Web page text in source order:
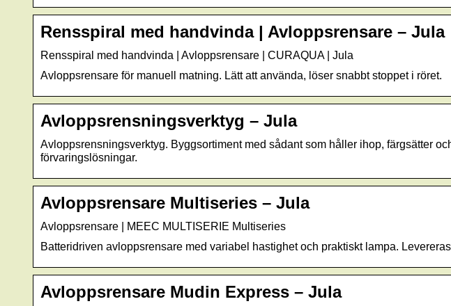
Rensspiral med handvinda | Avloppsrensare – Jula
Rensspiral med handvinda | Avloppsrensare | CURAQUA | Jula
Avloppsrensare för manuell matning. Lätt att använda, löser snabbt stoppet i röret.
Avloppsrensningsverktyg – Jula
Avloppsrensningsverktyg. Byggsortiment med sådant som håller ihop, färgsätter
förvaringslösningar.
Avloppsrensare Multiseries – Jula
Avloppsrensare | MEEC MULTISERIE Multiseries
Batteridriven avloppsrensare med variabel hastighet och praktiskt lampa.
Avloppsrensare Mudin Express – Jula